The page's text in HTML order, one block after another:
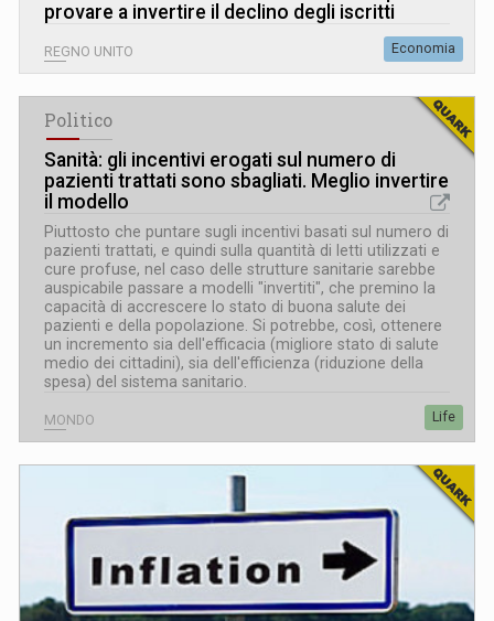
provare a invertire il declino degli iscritti
REGNO UNITO Economia
Politico
Sanità: gli incentivi erogati sul numero di
pazienti trattati sono sbagliati. Meglio invertire
il modello
Piuttosto che puntare sugli incentivi basati sul numero di
pazienti trattati, e quindi sulla quantità di letti utilizzati e
cure profuse, nel caso delle strutture sanitarie sarebbe
auspicabile passare a modelli "invertiti", che premino la
capacità di accrescere lo stato di buona salute dei
pazienti e della popolazione. Si potrebbe, così, ottenere
un incremento sia dell'efficacia (migliore stato di salute
medio dei cittadini), sia dell'efficienza (riduzione della
spesa) del sistema sanitario.
MONDO Life